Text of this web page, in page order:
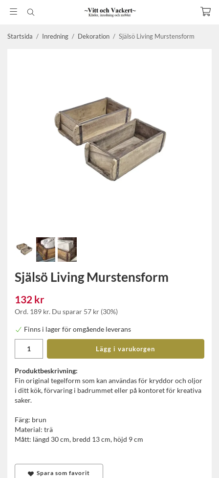
Startsida / Inredning / Dekoration / Själsö Living Murstensform
Själsö Living Murstensform
132 kr
Ord. 189 kr. Du sparar 57 kr (30%)
Finns i lager för omgående leverans
Lägg i varukorgen
Produktbeskrivning:
Fin original tegelform som kan användas för kryddor och oljor
i ditt kök, förvaring i badrummet eller på kontoret för kreativa
saker.
Färg: brun
Material: trä
Mått: längd 30 cm, bredd 13 cm, höjd 9 cm
Spara som favorit